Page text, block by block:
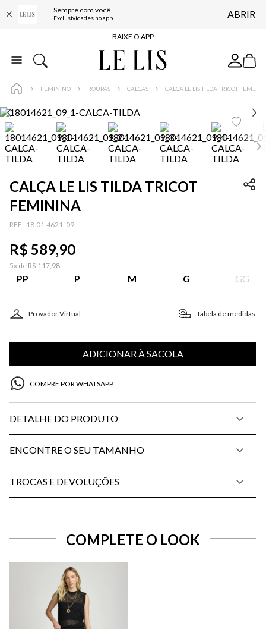
Sempre com você
Exclusividades no app ABRIR
FRETE GRÁTIS*
BAIXE O APP
10% OFF NA PRIMEIRA COMPRA*
FRETE GRÁTIS*
BAIXE O APP
10% OFF NA PRIMEIRA COMPRA*
FEMININO ROUPAS CALÇAS
CALÇA LE LIS TILDA TRICOT
FEMININA
: 18.01.4621_09
R$ 589,90
5x de R$ 117,98
PP P M G GG
Provador Virtual Tabela de medidas
ADICIONAR À SACOLA
COMPRE POR WHATSAPP
DETALHE DO PRODUTO
ENCONTRE O SEU TAMANHO
TROCAS E DEVOLUÇÕES
COMPLETE O LOOK